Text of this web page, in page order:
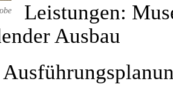
Leistungen:
Ausbau